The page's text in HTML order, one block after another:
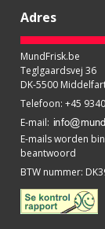
Adres
MundFrisk.be
Teglgaardsvej 36
DK-5500
Telefoon: +45
E-mail:
E-mails worden
beantwoord
BTW nummer: